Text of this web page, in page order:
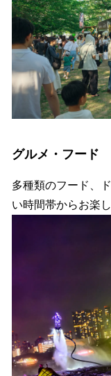
グルメ・フード
多種類のフード、
い時間帯からお楽